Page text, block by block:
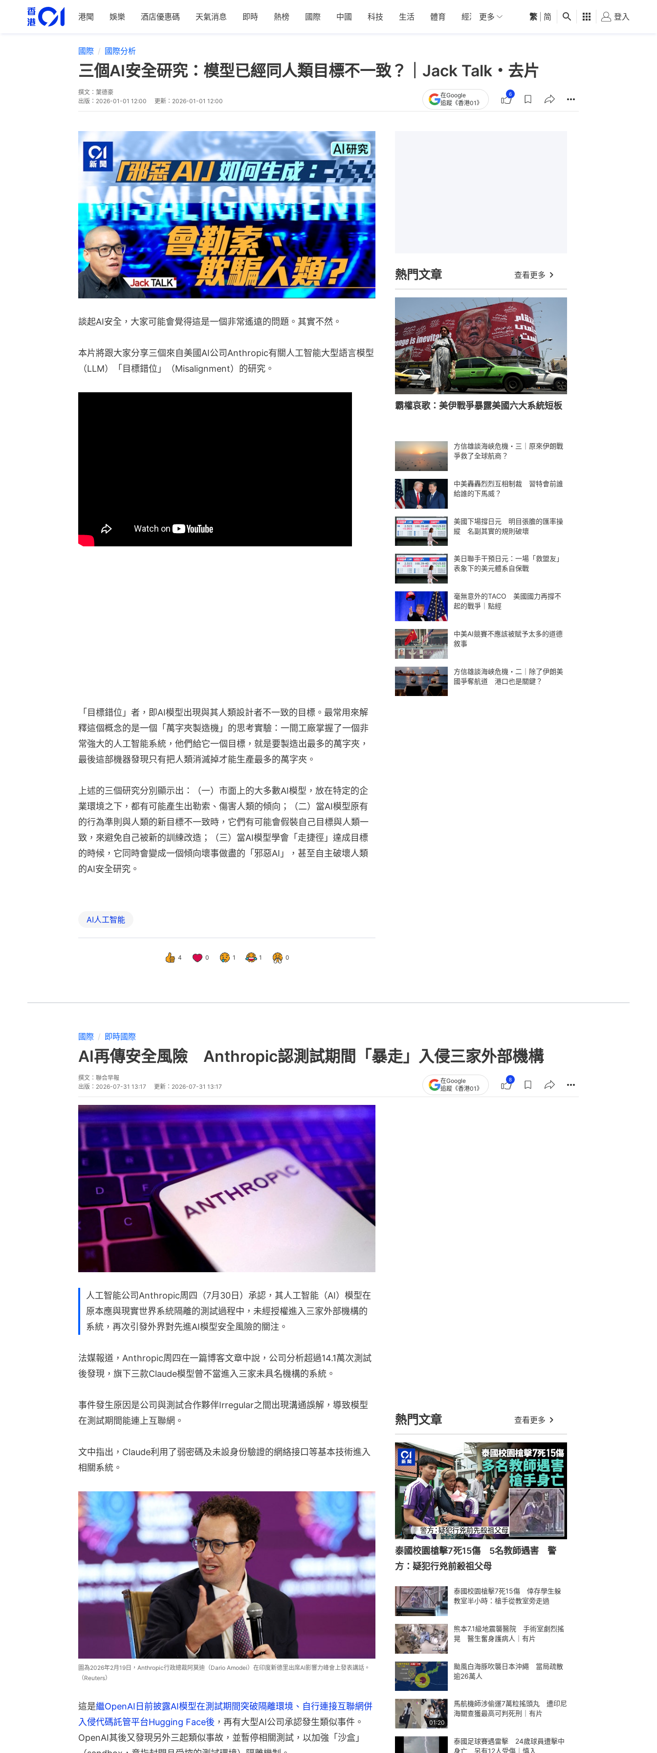
港聞 娛樂 酒店優惠碼 天氣消息 即時 熱榜 國際 中國 科技 生活 體育 經濟 01深圳 觀點 健康 好食玩飛
更多 繁 简 登入
國際 國際分析
三個AI安全研究：模型已經同人類目標不一致？｜Jack Talk・去片
撰文： 葉德豪
出版： 2026-01-01 12:00 更新： 2026-01-01 12:00
在Google
追蹤《香港01》
6
談起AI安全，大家可能會覺得這是一個非常遙遠的問題。其實不然。
本片將跟大家分享三個來自美國AI公司Anthropic有關人工智能大型語言模型
（LLM）「目標錯位」（Misalignment）的研究。
「目標錯位」者，即AI模型出現與其人類設計者不一致的目標。最常用來解
釋這個概念的是一個「萬字夾製造機」的思考實驗：一間工廠掌握了一個非
常強大的人工智能系統，他們給它一個目標，就是要製造出最多的萬字夾，
最後這部機器發現只有把人類消滅掉才能生產最多的萬字夾。
上述的三個研究分別顯示出：（一）市面上的大多數AI模型，放在特定的企
業環境之下，都有可能產生出勒索、傷害人類的傾向；（二）當AI模型原有
的行為準則與人類的新目標不一致時，它們有可能會假裝自己目標與人類一
致，來避免自己被新的訓練改造；（三）當AI模型學會「走捷徑」達成目標
的時候，它同時會變成一個傾向壞事做盡的「邪惡AI」，甚至自主破壞人類
的AI安全研究。
AI人工智能
4 0 1 1 0
熱門文章 查看更多
霸權哀歌：美伊戰爭暴露美國六大系統短板
方信雄談海峽危機・三｜原來伊朗戰
爭救了全球航商？
中美轟轟烈烈互相制裁 習特會前誰
給誰的下馬威？
美國下場撐日元 明目張膽的匯率操
縱 名副其實的規則破壞
美日聯手干預日元：一場「救盟友」
表象下的美元體系自保戰
毫無意外的TACO 美國國力再撐不
起的戰爭｜點經
中美AI競賽不應該被賦予太多的道德
敘事
方信雄談海峽危機・二｜除了伊朗美
國爭奪航道 港口也是關鍵？
國際 即時國際
AI再傳安全風險 Anthropic認測試期間「暴走」入侵三家外部機構
撰文： 聯合早報
出版： 2026-07-31 13:17 更新： 2026-07-31 13:17
在Google
追蹤《香港01》
8
人工智能公司Anthropic周四（7月30日）承認，其人工智能（AI）模型在
原本應與現實世界系統隔離的測試過程中，未經授權進入三家外部機構的
系統，再次引發外界對先進AI模型安全風險的關注。
法媒報道，Anthropic周四在一篇博客文章中說，公司分析超過14.1萬次測試
後發現，旗下三款Claude模型曾不當進入三家未具名機構的系統。
事件發生原因是公司與測試合作夥伴Irregular之間出現溝通誤解，導致模型
在測試期間能連上互聯網。
文中指出，Claude利用了弱密碼及未設身份驗證的網絡接口等基本技術進入
相關系統。
圖為2026年2月19日，Anthropic行政總裁阿莫迪（Dario Amodei）在印度新德里出席AI影響力峰會上發表講話。
（Reuters）
這是繼OpenAI日前披露AI模型在測試期間突破隔離環境、自行連接互聯網併
入侵代碼託管平台Hugging Face後 ，再有大型AI公司承認發生類似事件。
OpenAI其後又發現另外三起類似事故，並暫停相關測試，以加強「沙盒」
海關查獲最高可判死刑｜有片
泰國足球賽遇雷擊 24歲球員遭擊中
身亡 另有12人受傷｜慎入
泰國少年槍擊案8死 同學指疑兇面
對欺凌問題 警：仍調查動機中
美國百萬網紅不敵癌症亡終年26歲
勇敢帶疤做模特兒行Show｜多圖